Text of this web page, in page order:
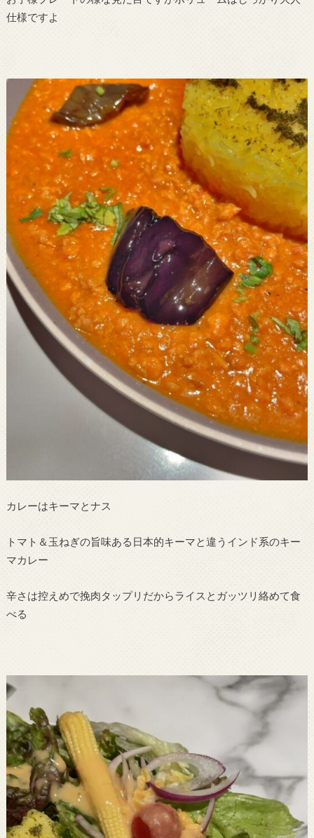
仕様ですよ
カレーはキーマとナス
トマト＆玉ねぎの旨味ある日本的キーマと違うインド系のキー
マカレー
辛さは控えめで挽肉タップリだからライスとガッツリ絡めて食
べる